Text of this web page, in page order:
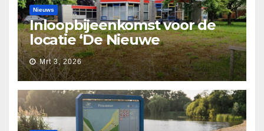
Nieuws
Inloopbijeenkomst voor de
locatie ‘De Nieuwe
Waarborg’
Mrt 3, 2026